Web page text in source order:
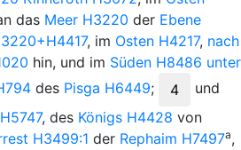
das Meer H3220 der Ebene
, im Osten H4217, nach
hin, und im Süden H8486 unter
des Pisga H6449; 4
und
H5747, des Königs H4428 von
H3499:1 der Rephaim H7497a,